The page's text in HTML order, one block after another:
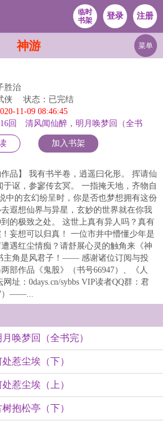
临时
书架
登录 注册
神游 菜单
胜治
侠
状态：已完结
11-09 08:46:45
回 清风闻仙醉，明月唤梦回（全书
加入书架
作品】 我有书半卷，逍遥曰化形。 挥请仙
讴，参寥传玄冥。 一指掩天地，齐物自
的玄幻纷呈时，你是否也梦想拥有这份
遐想仙界与异星，玄妙的世界就在你我
的极致之处。 这世上真有异人吗？真有
妄想可以归真！ 一位市井中懵懂少年是
遇红尘情痴？请舒展心灵的触角来《神
角是风君子！—— 感谢诸位订阅与投
部作品《鬼股》（书号66947）、《人
址：0days.cn/sybbs VIP读者QQ群：君
）——...
唤梦回（全书完）
惹尘埃（下）
惹尘埃（上）
抱松亭（下）